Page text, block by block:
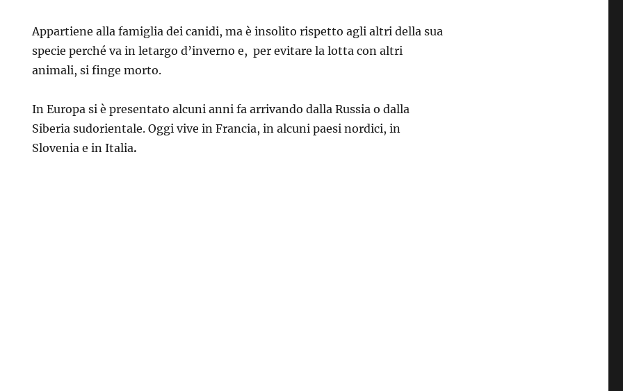
Appartiene alla famiglia dei canidi, ma è insolito rispetto agli altri della sua
specie perché va in letargo d’inverno e, per evitare la lotta con altri
animali, si finge morto.
In Europa si è presentato alcuni anni fa arrivando dalla Russia o dalla
Siberia sudorientale. Oggi vive in Francia, in alcuni paesi nordici, in
Slovenia e in Italia.